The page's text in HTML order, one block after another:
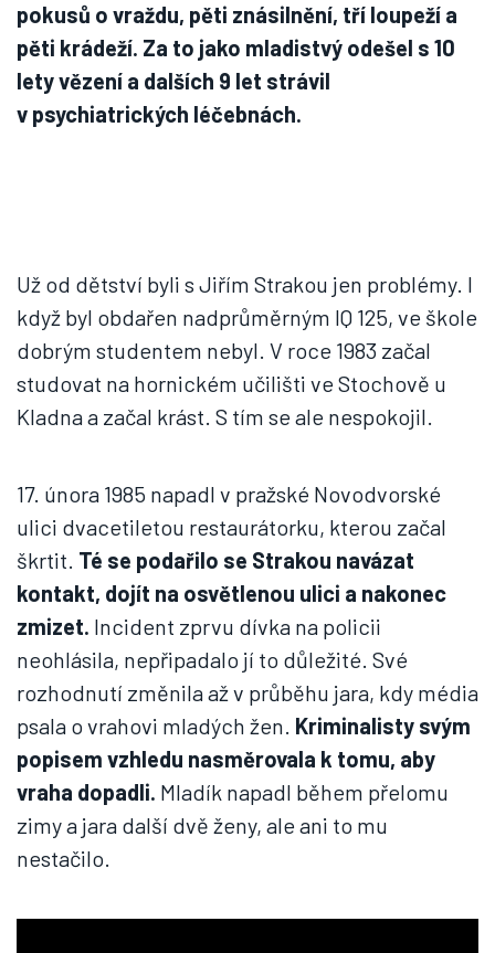
pokusů o vraždu, pěti znásilnění, tří loupeží a
pěti krádeží. Za to jako mladistvý odešel s 10
lety vězení a dalších 9 let strávil
v psychiatrických léčebnách.
Už od dětství byli s Jiřím Strakou jen problémy. I
když byl obdařen nadprůměrným IQ 125, ve škole
dobrým studentem nebyl. V roce 1983 začal
studovat na hornickém učilišti ve Stochově u
Kladna a začal krást. S tím se ale nespokojil.
17. února 1985 napadl v pražské Novodvorské
ulici dvacetiletou restaurátorku, kterou začal
škrtit. Té se podařilo se Strakou navázat
kontakt, dojít na osvětlenou ulici a nakonec
zmizet. Incident zprvu dívka na policii
neohlásila, nepřipadalo jí to důležité. Své
rozhodnutí změnila až v průběhu jara, kdy média
psala o vrahovi mladých žen. Kriminalisty svým
popisem vzhledu nasměrovala k tomu, aby
vraha dopadli. Mladík napadl během přelomu
zimy a jara další dvě ženy, ale ani to mu
nestačilo.